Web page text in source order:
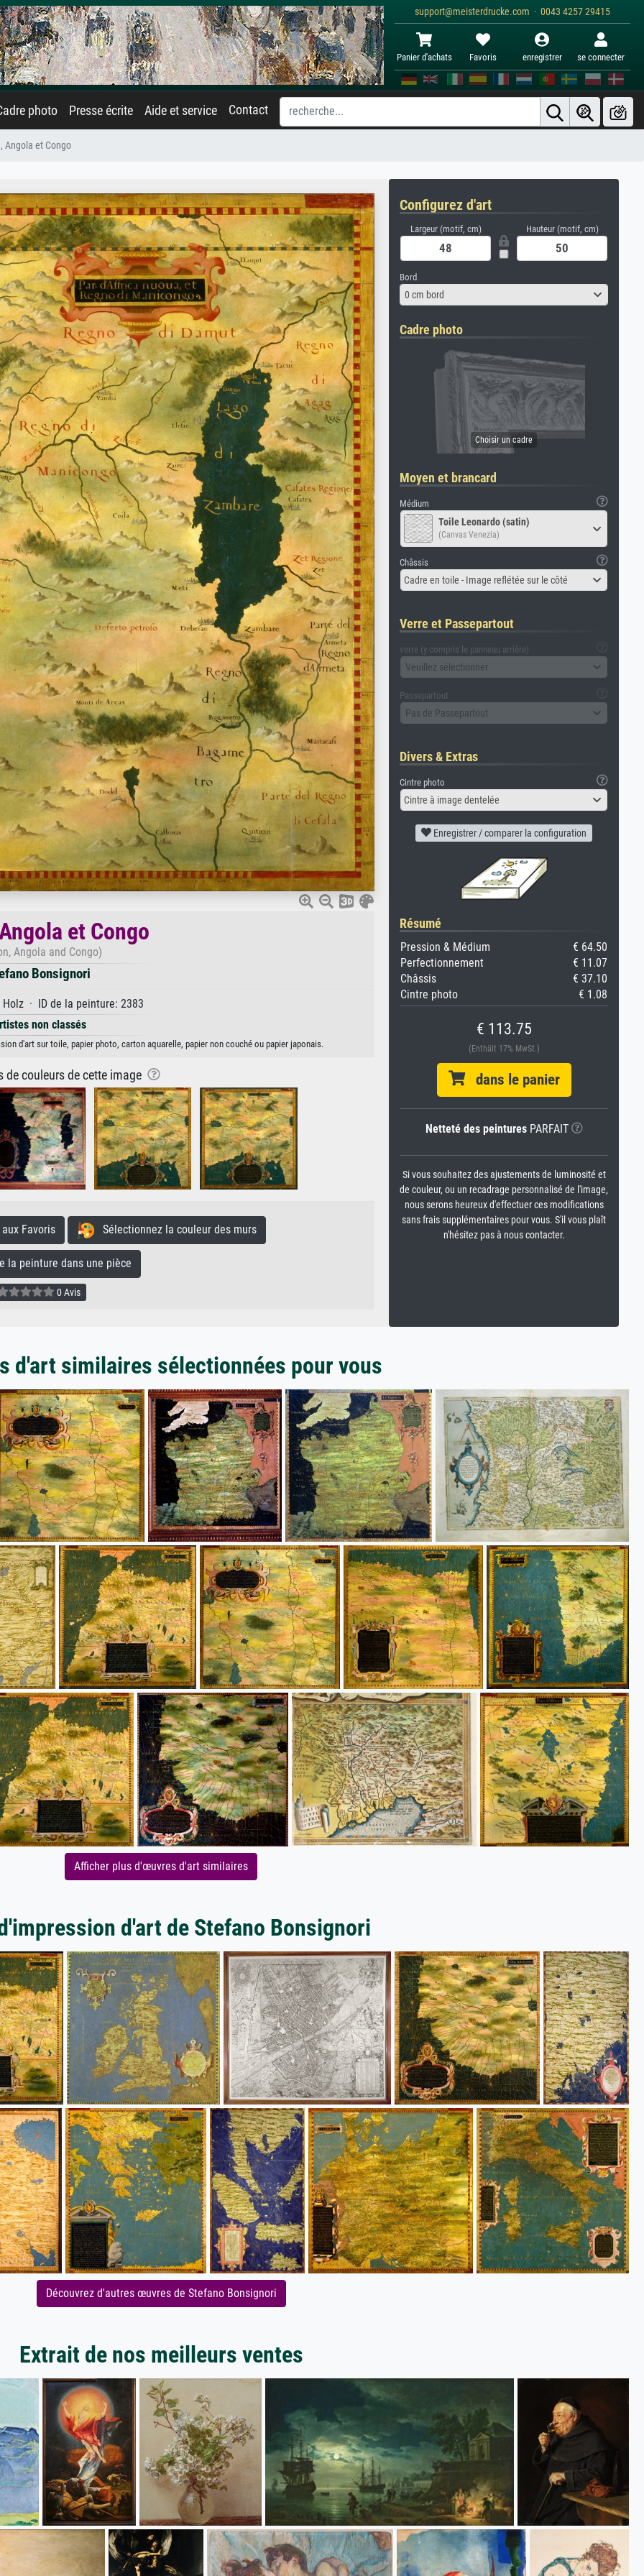
support@meisterdrucke.com · 0043 4257 29415
Panier d'achats Favoris enregistrer se connecter
photo Presse écrite Aide et service Contact
Angola et Congo
et Congo
Angola and Congo)
Bonsignori
· ID de la peinture: 2383
non classés
d'art sur toile, papier photo, carton aquarelle, papier non couché ou papier japonais.
de couleurs de cette image
Favoris Sélectionnez la couleur des murs
peinture dans une pièce
0 Avis
Configurez d'art
Largeur (motif, cm) Hauteur (motif, cm)
Bord
0 cm bord
Cadre photo
Moyen et brancard
Médium
Toile Leonardo (satin)
(Canvas Venezia)
Châssis
Cadre en toile - Image reflétée sur le côté
Verre et Passepartout
verre (y compris le panneau arrière)
Veuillez sélectionner
Passepartout
Pas de Passepartout
Divers & Extras
Cintre photo
Cintre à image dentelée
Enregistrer / comparer la configuration
Résumé
Pression & Médium
€ 64.50
Perfectionnement
€ 11.07
Châssis
€ 37.10
Cintre photo
€ 1.08
€ 113.75
(Enthält 17% MwSt.)
dans le panier
Netteté des peinturesPARFAIT
Si vous souhaitez des ajustements de luminosité et
de couleur, ou un recadrage personnalisé de l'image,
nous serons heureux d'effectuer ces modifications
sans frais supplémentaires pour vous. S'il vous plaît
n'hésitez pas à nous contacter.
d'art similaires sélectionnées pour vous
Afficher plus d'œuvres d'art similaires
d'art de Stefano Bonsignori
Découvrez d'autres œuvres de Stefano Bonsignori
Extrait de nos meilleurs ventes